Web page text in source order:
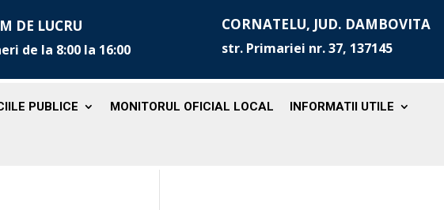
DE LUCRU
de la 8:00 la 16:00
CORNATELU, JUD. DAMBOVITA
str. Primariei nr. 37, 137145
PUBLICE MONITORUL OFICIAL LOCAL INFORMATII UTILE